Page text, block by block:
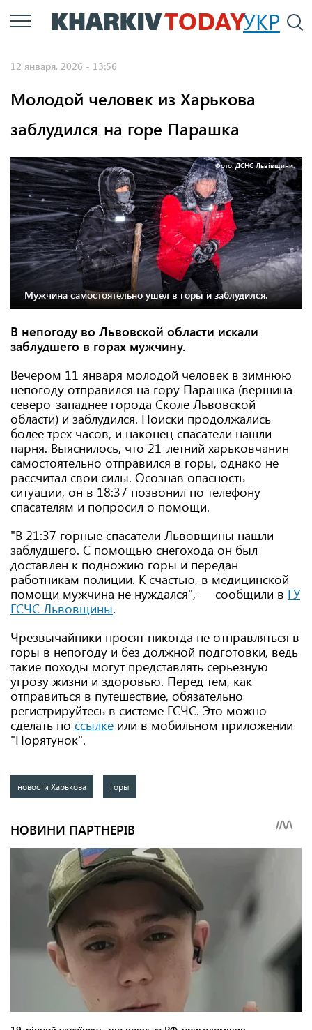
Перейти
к
УКР
12 января, 2026 - 13:56
Молодой человек из Харькова
заблудился на горе Парашка
Фото: ДСНС Львівщини.
Мужчина самостоятельно ушел в горы и заблудился.
В непогоду во Львовской области искали
заблудшего в горах мужчину.
Вечером 11 января молодой человек в зимнюю
непогоду отправился на гору Парашка (вершина
северо-западнее города Сколе Львовской
области) и заблудился. Поиски продолжались
более трех часов, и наконец спасатели нашли
парня. Выяснилось, что 21-летний харьковчанин
самостоятельно отправился в горы, однако не
рассчитал свои силы. Осознав опасность
ситуации, он в 18:37 позвонил по телефону
спасателям и попросил о помощи.
"В 21:37 горные спасатели Львовщины нашли
заблудшего. С помощью снегохода он был
доставлен к подножию горы и передан
работникам полиции. К счастью, в медицинской
помощи мужчина не нуждался", — сообщили в ГУ
ГСЧС Львовщины.
Чрезвычайники просят никогда не отправляться в
горы в непогоду и без должной подготовки, ведь
такие походы могут представлять серьезную
угрозу жизни и здоровью. Перед тем, как
отправиться в путешествие, обязательно
регистрируйтесь в системе ГСЧС. Это можно
сделать по ссылке или в мобильном приложении
"Порятунок".
новости Харькова горы